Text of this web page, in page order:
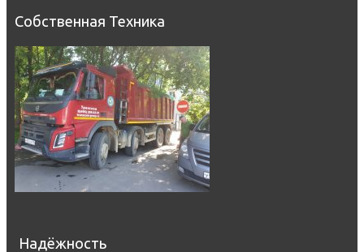
Собственная Техника
Надёжность